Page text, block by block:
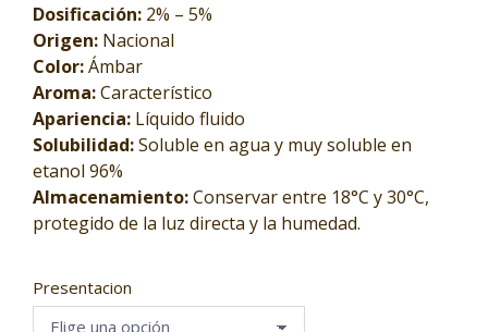
Dosificación: 2% – 5%
Origen: Nacional
Color:Ámbar
Aroma:Característico
Apariencia: Líquido fluido
Solubilidad:Soluble en agua y muy soluble en
etanol 96%
Almacenamiento:Conservar entre 18°C y 30°C,
protegido de la luz directa y la humedad.
Presentacion